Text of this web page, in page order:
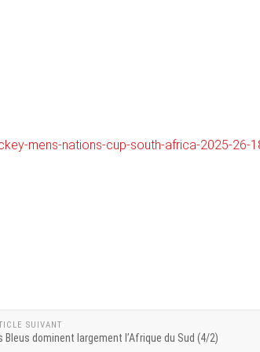
mens-nations-cup-south-africa-2025-26-
SUIVANT
Bleus dominent largement l’Afrique du Sud (4/2)